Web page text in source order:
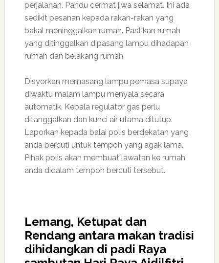
perjalanan. Pandu cermat jiwa selamat. Ini ada
sedikit pesanan kepada rakan-rakan yang
bakal meninggalkan rumah. Pastikan rumah
yang ditinggalkan dipasang lampu dihadapan
rumah dan belakang rumah.
Disyorkan memasang lampu pemasa supaya
diwaktu malam lampu menyala secara
automatik. Kepala regulator gas perlu
ditanggalkan dan kunci air utama ditutup.
Laporkan kepada balai polis berdekatan yang
anda bercuti untuk tempoh yang agak lama.
Pihak polis akan membuat lawatan ke rumah
anda didalam tempoh bercuti tersebut.
Lemang, Ketupat dan
Rendang antara makan tradisi
dihidangkan di padi Raya